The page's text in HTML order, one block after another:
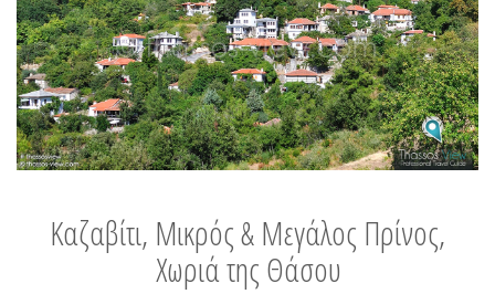
Καζαβίτι, Μικρός & Μεγάλος Πρίνος,
Χωριά της Θάσου